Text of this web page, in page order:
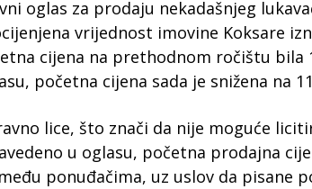
oglas za prodaju nekadašnjeg
vrijednost imovine Koksare
cijena na prethodnom ročištu bila
početna cijena sada je snižena na
lice, što znači da nije moguće
u oglasu, početna prodajna
ponuđačima, uz uslov da pisane